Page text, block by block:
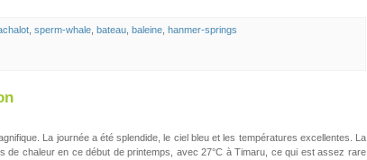
sperm-whale bateau baleine hanmer-springs
La journée a été splendide, le ciel bleu et les températures excellentes. La
de chaleur en ce début de printemps, avec 27°C à Timaru, ce qui est assez rare